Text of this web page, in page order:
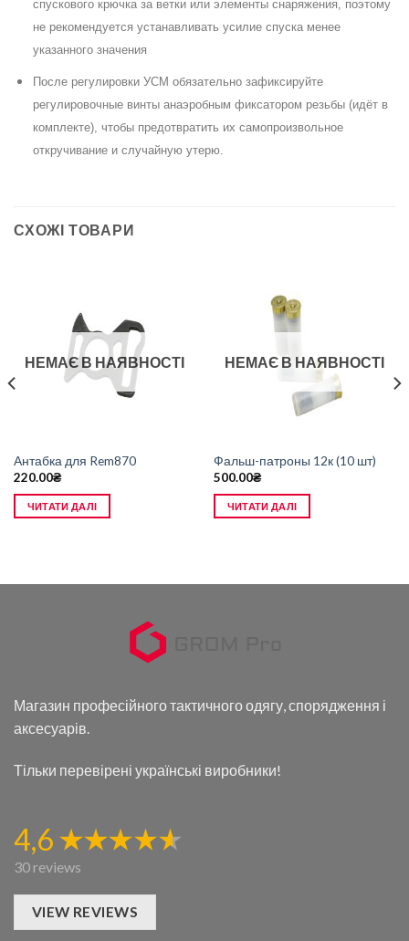
спускового крючка за ветки или элементы снаряжения, поэтому
не рекомендуется устанавливать усилие спуска менее
указанного значения
После регулировки УСМ обязательно зафиксируйте
регулировочные винты анаэробным фиксатором резьбы (идёт в
комплекте), чтобы предотвратить их самопроизвольное
откручивание и случайную утерю.
СХОЖІ ТОВАРИ
НЕМАЄ В НАЯВНОСТІ
Антабка для Rem870
220.00₴
ЧИТАТИ ДАЛІ
НЕМАЄ В НАЯВНОСТІ
Фальш-патроны 12к (10 шт)
500.00₴
ЧИТАТИ ДАЛІ
Магазин професійного тактичного одягу, спорядження і
аксесуарів.
Тільки перевірені українські виробники!
4,6
30 reviews
VIEW REVIEWS